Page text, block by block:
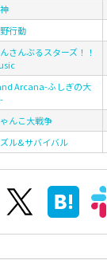
行動
さんぶるスターズ！！
Arcana-ふしぎの大
んこ大戦争
ル&サバイバル